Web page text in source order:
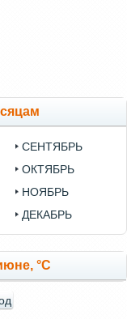
СЕНТЯБРЬ
ОКТЯБРЬ
НОЯБРЬ
ДЕКАБРЬ
°C